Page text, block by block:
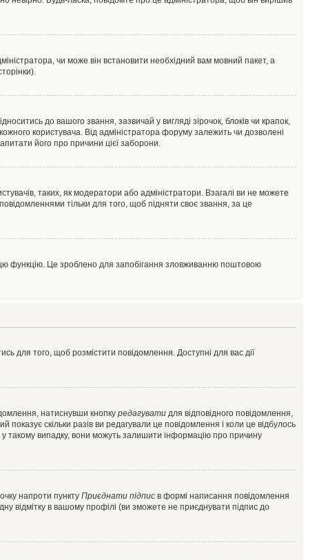
чи може він встановити необхідний вам мовний пакет, а
до вашого звання, зазвичай у вигляді зірочок, блоків чи крапок,
користувача. Від адміністратора форуму залежить чи дозволені
його про причини цієї заборони.
таких, як модератори або адміністратори. Взагалі ви не можете
тільки для того, щоб підняти своє звання, за це
функцію. Це зроблено для запобігання зловживанню поштовою
для того, щоб розмістити повідомлення. Доступні для вас дії
натиснувши кнопку редагувати для відповідного повідомлення,
скільки разів ви редагували це повідомлення і коли це відбулось
такому випадку, вони можуть залишити інформацію про причину
напроти пункту Приєднати підпис в формі написання повідомлення
відмітку в вашому профілі (ви зможете не приєднувати підпис до